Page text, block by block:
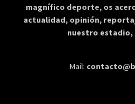
magnífico deporte, os
actualidad, opinión,
nuestro estadio,
Mail: